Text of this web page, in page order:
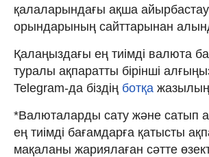
қалаларындағы ақша айырбастау
орындарының сайттарынан
Қалаңыздағы ең тиімді валюта
туралы ақпаратты бірінші
Telegram-да біздің ботқа
*Валюталарды сату және сатып
ең тиімді бағамдарға қатысты
мақаланы жариялаған сәтте